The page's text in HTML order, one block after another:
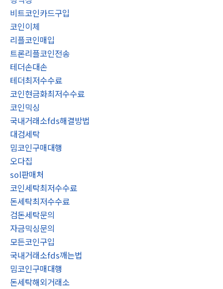
비트코인카드구입
코인이체
리플코인매입
트론리플코인전송
테더손대손
테더최저수수료
코인현금화최저수수료
코인믹싱
국내거래소fds해결방법
대검세탁
밈코인구매대행
오다집
sol판매처
코인세탁최저수수료
돈세탁최저수수료
검돈세탁문의
자금믹싱문의
모든코인구입
국내거래소fds깨는법
밈코인구매대행
돈세탁해외거래소